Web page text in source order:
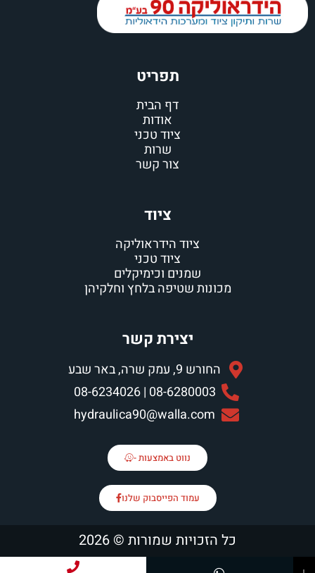
תפריט
דף הבית
אודות
ציוד טכני
שרות
צור קשר
ציוד
ציוד הידראוליקה
ציוד טכני
שמנים וכימיקלים
מכונות שטיפה בלחץ וחלקיהן
יצירת קשר
החורש 9, עמק שרה, באר שבע
08-6280003 | 08-6234026
hydraulica90@walla.com
נווט באמצעות -
עמוד הפייסבוק שלנו
כל הזכויות שמורות © 2026